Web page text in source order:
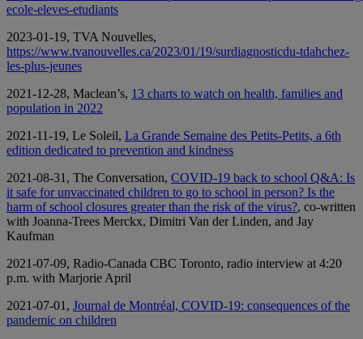
ecole-eleves-etudiants
2023-01-19, TVA Nouvelles,
https://www.tvanouvelles.ca/2023/01/19/surdiagnosticdu-tdahchez-
les-plus-jeunes
2021-12-28, Maclean’s, 13 charts to watch on health, families and
population in 2022
2021-11-19, Le Soleil, La Grande Semaine des Petits-Petits, a 6th
edition dedicated to prevention and kindness
2021-08-31, The Conversation, COVID-19 back to school Q&A: Is
it safe for unvaccinated children to go to school in person? Is the
harm of school closures greater than the risk of the virus?, co-written
with Joanna-Trees Merckx, Dimitri Van der Linden, and Jay
Kaufman
2021-07-09, Radio-Canada CBC Toronto, radio interview at 4:20
p.m. with Marjorie April
2021-07-01, Journal de Montréal, COVID-19: consequences of the
pandemic on children